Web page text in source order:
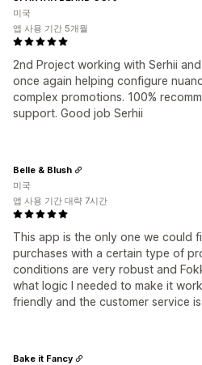
2nd Project working with Serhii
once again helping configure
complex promotions. 100%
support. Good job Serhii
미국
앱 사용 기간 5개월
This app is the only one we could
purchases with a certain type of
conditions are very robust and
what logic I needed to make it
friendly and the customer service
Belle & Blush
미국
앱 사용 기간 대략 7시간
Bake it Fancy